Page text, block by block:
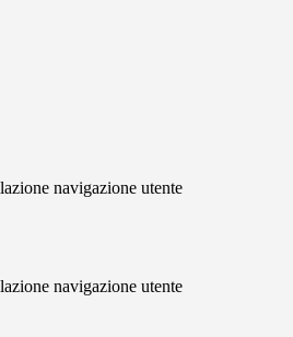
navigazione utente
navigazione utente